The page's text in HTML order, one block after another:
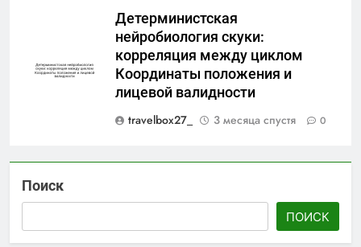
Детерминистская
нейробиология скуки:
корреляция между циклом
Координаты положения и
лицевой валидности
travelbox27_
3 месяца спустя 0
Поиск
ПОИСК